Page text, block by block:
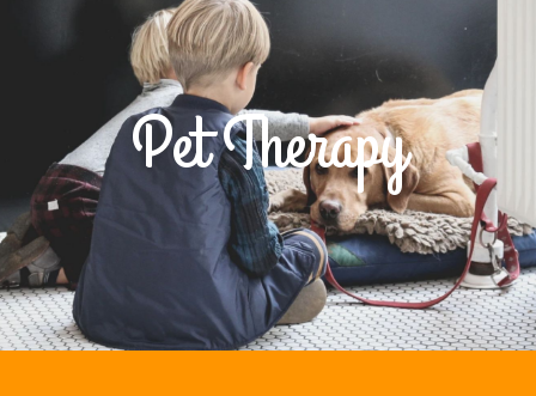
Pet Therapy